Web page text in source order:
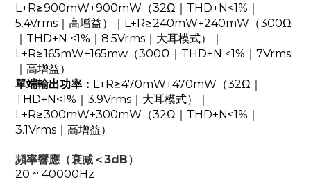
L+R≥900mW+900mW（32Ω｜THD+N<1%｜
5.4Vrms｜高增益）｜L+R≥240mW+240mW（300Ω
｜THD+N <1%｜8.5Vrms｜大耳模式）｜
L+R≥165mW+165mw（300Ω｜THD+N <1%｜7Vrms
｜高增益）
單端輸出功率： L+R≥470mW+470mW（32Ω｜
THD+N<1%｜3.9Vrms｜大耳模式）｜
L+R≥300mW+300mW（32Ω｜THD+N<1%｜
3.1Vrms｜高增益）
頻率響應（衰减＜3dB）
20 ~ 40000Hz